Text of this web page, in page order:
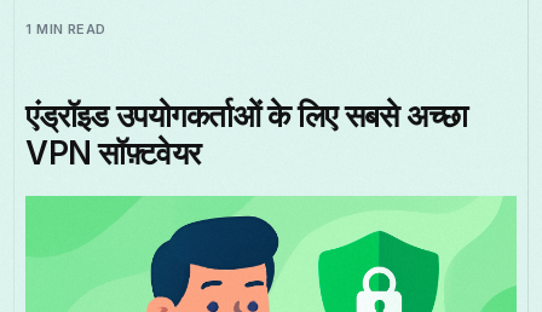
1 MIN READ
एंड्रॉइड उपयोगकर्ताओं के लिए सबसे अच्छा
VPN सॉफ़्टवेयर